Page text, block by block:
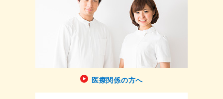
医療関係の方へ